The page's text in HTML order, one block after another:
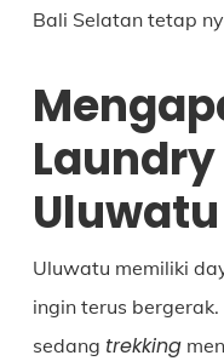
Bali Selatan tetap
Uluwatu memiliki
ingin terus
sedang trekking